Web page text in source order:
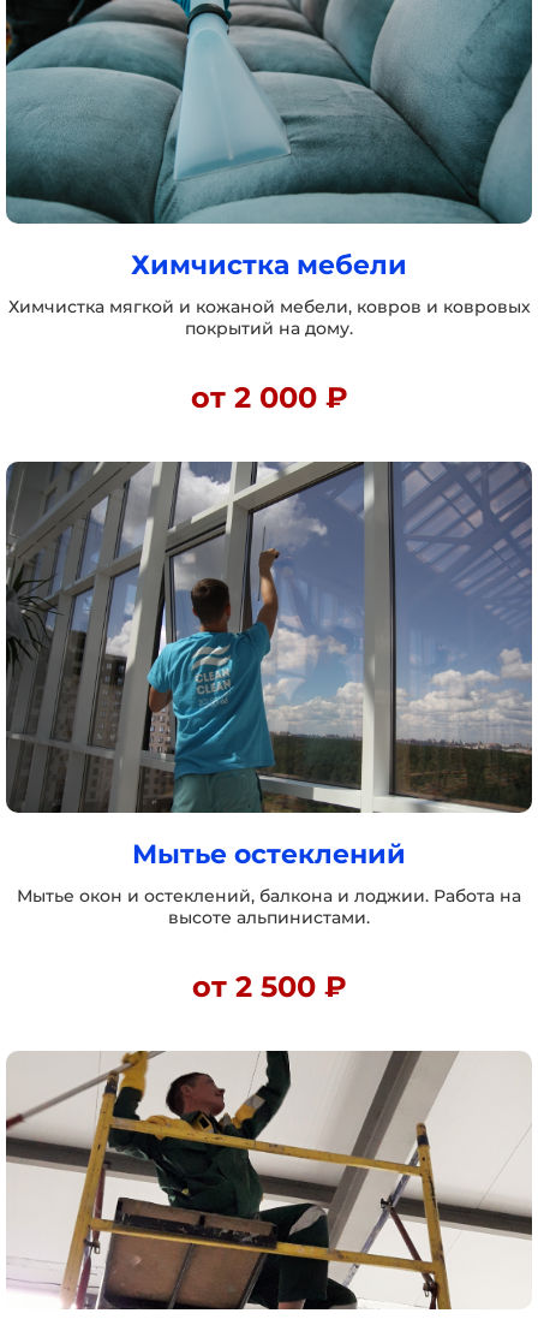
Химчистка мебели
Химчистка мягкой и кожаной мебели, ковров и ковровых
покрытий на дому.
от 2 000 ₽
Мытье остеклений
Мытье окон и остеклений, балкона и лоджии. Работа на
высоте альпинистами.
от 2 500 ₽